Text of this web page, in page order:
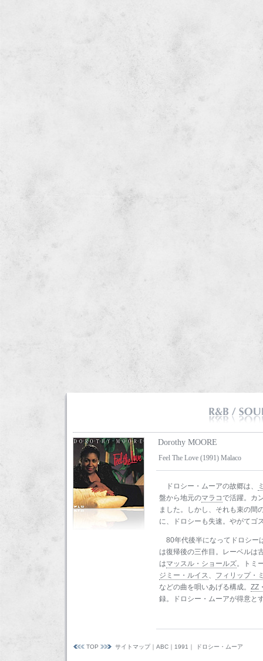
Dorothy MOORE
Feel The Love (1991) Malaco
ドロシー・ムーアの故郷は、
盤から地元のマラコで活躍。カ
ました。しかし、それも束の間
に、ドロシーも失速。やがてゴ
80年代後半になってドロシー
は復帰後の三作目。レーベルは
はマッスル・ショールズ。トミ
ジミー・ルイス、 フィリップ・
などの曲を唄いあげる構成。 ZZ
録。ドロシー・ムーアが得意と
TOP サイトマップ ABC 1991 ｜ ドロシー・ムーア